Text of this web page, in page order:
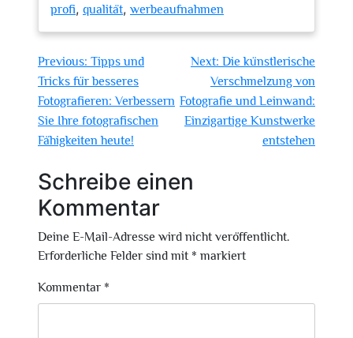
profi, qualität, werbeaufnahmen
Beitragsnavigation
Previous: Tipps und
Tricks für besseres
Fotografieren: Verbessern
Sie Ihre fotografischen
Fähigkeiten heute!
Next: Die künstlerische
Verschmelzung von
Fotografie und Leinwand:
Einzigartige Kunstwerke
entstehen
Schreibe einen
Kommentar
Deine E-Mail-Adresse wird nicht veröffentlicht.
Erforderliche Felder sind mit * markiert
Kommentar *